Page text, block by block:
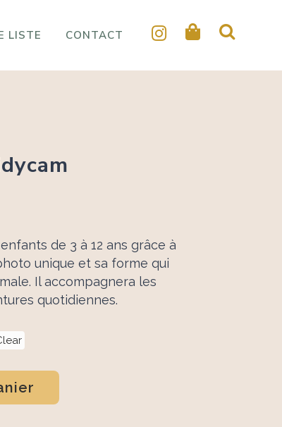
LISTE CONTACT
de 3 à 12 ans grâce à
unique et sa forme qui
Il accompagnera les
quotidiennes.